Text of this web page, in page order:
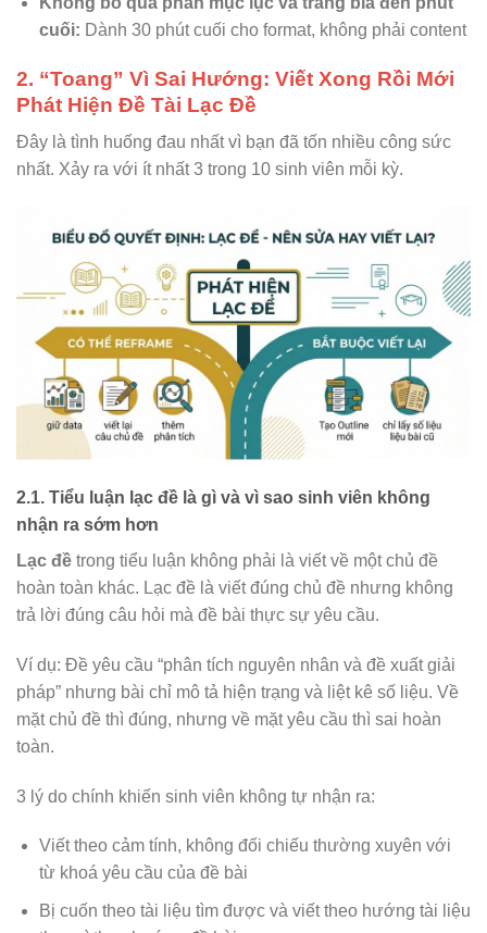
cuối: Dành 30 phút cuối cho format, không phải content
2. “Toang” Vì Sai Hướng: Viết Xong Rồi Mới
Phát Hiện Đề Tài Lạc Đề
Đây là tình huống đau nhất vì bạn đã tốn nhiều công sức
nhất. Xảy ra với ít nhất 3 trong 10 sinh viên mỗi kỳ.
2.1. Tiểu luận lạc đề là gì và vì sao sinh viên không
nhận ra sớm hơn
Lạc đề trong tiểu luận không phải là viết về một chủ đề
hoàn toàn khác. Lạc đề là viết đúng chủ đề nhưng không
trả lời đúng câu hỏi mà đề bài thực sự yêu cầu.
Ví dụ: Đề yêu cầu “phân tích nguyên nhân và đề xuất giải
pháp” nhưng bài chỉ mô tả hiện trạng và liệt kê số liệu. Về
mặt chủ đề thì đúng, nhưng về mặt yêu cầu thì sai hoàn
toàn.
3 lý do chính khiến sinh viên không tự nhận ra:
Viết theo cảm tính, không đối chiếu thường xuyên với
từ khoá yêu cầu của đề bài
Bị cuốn theo tài liệu tìm được và viết theo hướng tài liệu